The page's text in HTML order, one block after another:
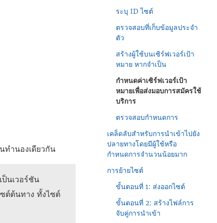
ทำนองเดียวกัน
ป็นเวอร์ชัน
ต์ต้นทาง ทั้งไซต์
ระบุ ID ไซต์
ตรวจสอบที่เก็บข้อมูลประจำ
ตัว
สร้างผู้ใช้บนเซิร์ฟเวอร์เป้า
หมาย หากจำเป็น
กำหนดค่าเซิร์ฟเวอร์เป้า
หมายเพื่อส่งมอบการสมัครใช้
บริการ
ตรวจสอบกำหนดการ
เคล็ดลับสำหรับการนำเข้าไปยัง
ปลายทางโดยมีผู้ใช้หรือ
กำหนดการจำนวนน้อยมาก
การย้ายไซต์
ขั้นตอนที่ 1: ส่งออกไซต์
ขั้นตอนที่ 2: สร้างไฟล์การ
จับคู่การนำเข้า